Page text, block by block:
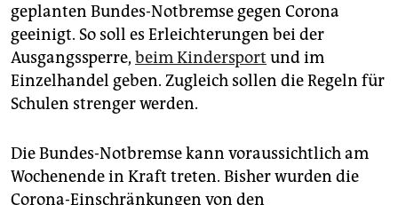
genossenschaft
epaper login
geplanten Bundes-Notbremse gegen Corona
geeinigt. So soll es Erleichterungen bei der
Ausgangssperre, beim Kindersport und im
Einzelhandel geben. Zugleich sollen die Regeln für
Schulen strenger werden.
Die Bundes-Notbremse kann voraussichtlich am
Wochenende in Kraft treten. Bisher wurden die
Corona-Einschränkungen von den